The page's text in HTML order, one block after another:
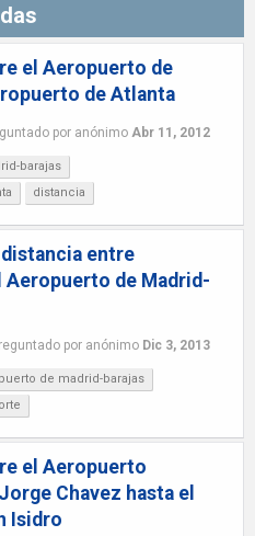
el Aeropuerto de
de Atlanta
por anónimo Abr 11, 2012
barajas
distancia
entre
Aeropuerto de Madrid-
por anónimo Dic 3, 2013
de madrid-barajas
el Aeropuerto
Chavez hasta el
Isidro